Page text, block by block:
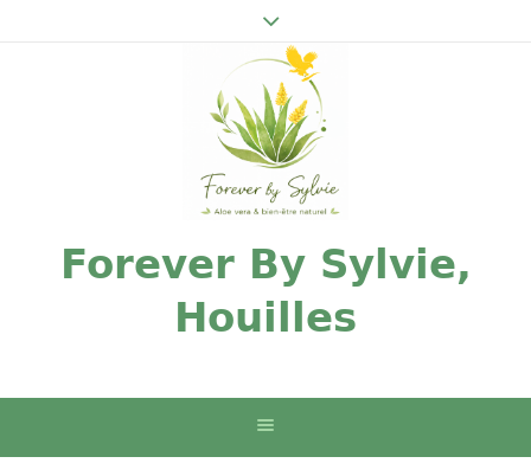
Forever By Sylvie,
Houilles